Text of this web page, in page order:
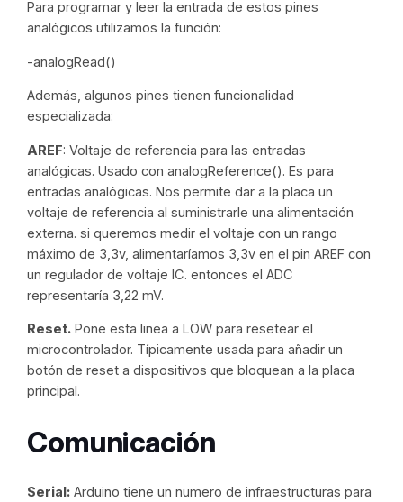
Para programar y leer la entrada de estos pines
analógicos utilizamos la función:
-analogRead()
Además, algunos pines tienen funcionalidad
especializada:
AREF: Voltaje de referencia para las entradas
analógicas. Usado con analogReference().Es para
entradas analógicas. Nos permite dar a la placa un
voltaje de referencia al suministrarle una alimentación
externa. si queremos medir el voltaje con un rango
máximo de 3,3v, alimentaríamos 3,3v en el pin AREF con
un regulador de voltaje IC. entonces el ADC
representaría 3,22 mV.
Reset. Pone esta linea a LOW para resetear el
microcontrolador. Típicamente usada para añadir un
botón de reset a dispositivos que bloquean a la placa
principal.
Comunicación
Serial: Arduino tiene un numero de infraestructuras para